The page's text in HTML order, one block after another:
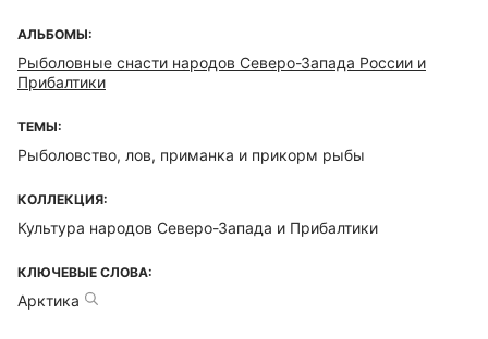
АЛЬБОМЫ:
Рыболовные снасти народов Северо-Запада России и
Прибалтики
ТЕМЫ:
Рыболовство, лов, приманка и прикорм рыбы
КОЛЛЕКЦИЯ:
Культура народов Северо-Запада и Прибалтики
КЛЮЧЕВЫЕ СЛОВА:
Арктика